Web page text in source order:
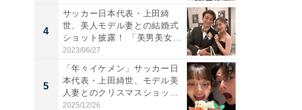
4
サッカー日本代表・上田綺
世、美人モデル妻との結婚式
ショット披露！ 「美男美女」
「...
2023/06/27
5
「年々イケメン」サッカー日
本代表・上田綺世、モデル美
人妻とのクリスマスショット
に...
2025/12/26